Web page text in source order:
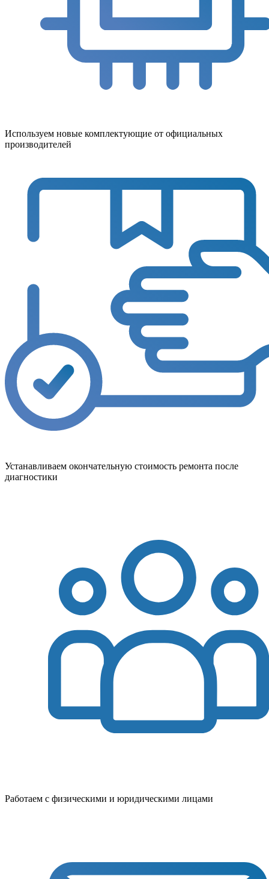
Используем новые комплектующие от официальных
производителей
Устанавливаем окончательную стоимость ремонта после
диагностики
Работаем с физическими и юридическими лицами